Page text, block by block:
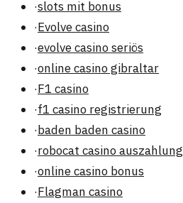
·slots mit bonus
·Evolve casino
·evolve casino seriös
·online casino gibraltar
·F1 casino
·f1 casino registrierung
·baden baden casino
·robocat casino auszahlung
·online casino bonus
·Flagman casino